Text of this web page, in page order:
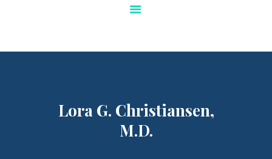
Lora G. Christiansen,
M.D.
PHYSIOTHERAPY AND
MEDICAL FURNITURE
VIEW ALL